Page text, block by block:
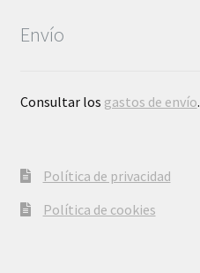
Envío
Consultar los gastos de envío.
Política de privacidad
Política de cookies